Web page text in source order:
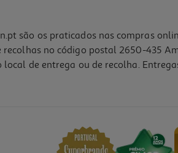
são os praticados nas compras
no código postal 2650-435
local de entrega ou de recolha.